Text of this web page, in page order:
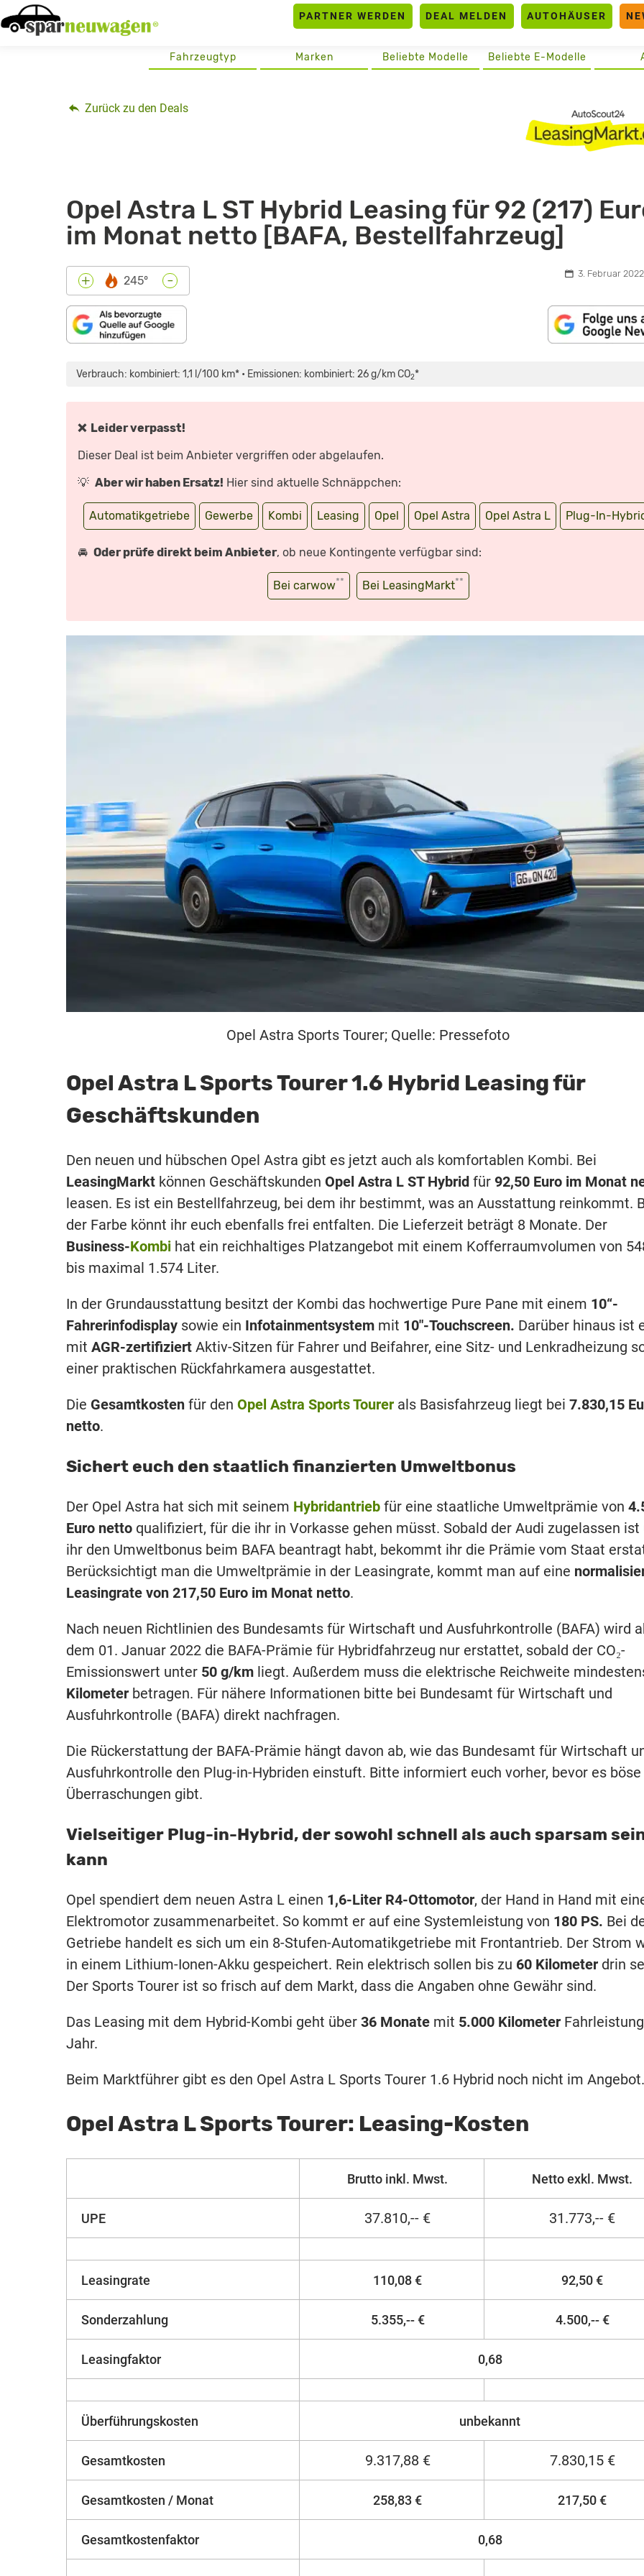
Skip
to
PARTNER WERDEN DEAL MELDEN AUTOHÄUSER
Beliebte E-Modelle
Beliebte Modelle
Marken
Fahrzeugtyp
Zurück zu den Deals
Opel Astra L ST Hybrid Leasing für 92 (217)
im Monat netto [BAFA, Bestellfahrzeug]
+ 245° - 3. Februar
Verbrauch: kombiniert: 1,1 l/100 km* • Emissionen: kombiniert: 26 g/km CO2*
❌ Leider verpasst!
Dieser Deal ist beim Anbieter vergriffen oder abgelaufen.
💡 Aber wir haben Ersatz! Hier sind aktuelle Schnäppchen:
Automatikgetriebe Gewerbe Kombi Leasing Opel Opel Astra Opel Astra L Plug-In-
🚘 Oder prüfe direkt beim Anbieter, ob neue Kontingente verfügbar sind:
Bei carwow** Bei LeasingMarkt**
Opel Astra Sports Tourer; Quelle: Pressefoto
Opel Astra L Sports Tourer 1.6 Hybrid Leasing für
Geschäftskunden
Den neuen und hübschen Opel Astra gibt es jetzt auch als komfortablen Kombi. Bei
LeasingMarkt können Geschäftskunden Opel Astra L ST Hybrid für 92,50 Euro im Monat
leasen. Es ist ein Bestellfahrzeug, bei dem ihr bestimmt, was an Ausstattung reinkommt.
der Farbe könnt ihr euch ebenfalls frei entfalten. Die Lieferzeit beträgt 8 Monate. Der
Business-Kombi hat ein reichhaltiges Platzangebot mit einem Kofferraumvolumen von
bis maximal 1.574 Liter.
In der Grundausstattung besitzt der Kombi das hochwertige Pure Pane mit einem 10“-
Fahrerinfodisplay sowie ein Infotainmentsystem mit 10″-Touchscreen. Darüber hinaus ist
mit AGR-zertifiziert Aktiv-Sitzen für Fahrer und Beifahrer, eine Sitz- und Lenkradheizung
einer praktischen Rückfahrkamera ausgestattet.
Die Gesamtkosten für den Opel Astra Sports Tourer als Basisfahrzeug liegt bei 7.830,15
netto.
Sichert euch den staatlich finanzierten Umweltbonus
Der Opel Astra hat sich mit seinem Hybridantrieb für eine staatliche Umweltprämie von
Euro netto qualifiziert, für die ihr in Vorkasse gehen müsst. Sobald der Audi zugelassen ist
ihr den Umweltbonus beim BAFA beantragt habt, bekommt ihr die Prämie vom Staat
Berücksichtigt man die Umweltprämie in der Leasingrate, kommt man auf eine
Leasingrate von 217,50 Euro im Monat netto.
Nach neuen Richtlinien des Bundesamts für Wirtschaft und Ausfuhrkontrolle (BAFA) wird
dem 01. Januar 2022 die BAFA-Prämie für Hybridfahrzeug nur erstattet, sobald der CO₂-
Emissionswert unter 50 g/km liegt. Außerdem muss die elektrische Reichweite
Kilometer betragen. Für nähere Informationen bitte bei Bundesamt für Wirtschaft und
Ausfuhrkontrolle (BAFA) direkt nachfragen.
Die Rückerstattung der BAFA-Prämie hängt davon ab, wie das Bundesamt für Wirtschaft
Ausfuhrkontrolle den Plug-in-Hybriden einstuft. Bitte informiert euch vorher, bevor es böse
Überraschungen gibt.
Vielseitiger Plug-in-Hybrid, der sowohl schnell als auch sparsam
kann
Opel spendiert dem neuen Astra L einen 1,6-Liter R4-Ottomotor, der Hand in Hand mit
Elektromotor zusammenarbeitet. So kommt er auf eine Systemleistung von 180 PS. Bei
Getriebe handelt es sich um ein 8-Stufen-Automatikgetriebe mit Frontantrieb. Der Strom
in einem Lithium-Ionen-Akku gespeichert. Rein elektrisch sollen bis zu 60 Kilometer drin
Der Sports Tourer ist so frisch auf dem Markt, dass die Angaben ohne Gewähr sind.
Das Leasing mit dem Hybrid-Kombi geht über 36 Monate mit 5.000 Kilometer
Jahr.
Beim Marktführer gibt es den Opel Astra L Sports Tourer 1.6 Hybrid noch nicht im Angebot.
Opel Astra L Sports Tourer: Leasing-Kosten
Brutto inkl. Mwst. Netto exkl. Mwst.
UPE 37.810,-- € 31.773,-- €
Leasingrate 110,08 € 92,50 €
Sonderzahlung 5.355,-- € 4.500,-- €
Leasingfaktor 0,68
Überführungskosten unbekannt
Gesamtkosten 9.317,88 € 7.830,15 €
Gesamtkosten / Monat 258,83 € 217,50 €
Gesamtkostenfaktor 0,68
MAPS.GOOGLE.DE
ANZEIGEN
SPORTS
TOURER
SO
NEUE
KOMBI
VON
YOUTUBE